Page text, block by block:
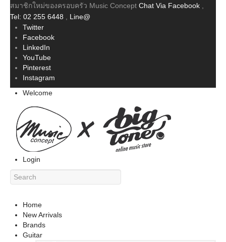
สมาชิกใหม่ของครอบครัว Music Concept Chat Via Facebook
Tel: 02 255 6448
Line@
Twitter
Facebook
LinkedIn
YouTube
Pinterest
Instagram
Welcome
Login
Home
New Arrivals
Brands
Guitar